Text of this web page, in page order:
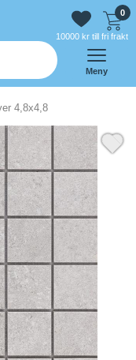
0
10000 kr till fri frakt
Meny
4,8x4,8